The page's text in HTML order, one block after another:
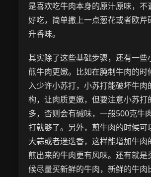
是喜欢吃牛肉本身的原汁原味，不
好吃，简单撒上一点葱花或者欧芹
升香味。
其实除了这些基础步骤，还有一些
煎牛肉更嫩。比如在腌制牛肉的时
入少许小苏打，小苏打能破坏牛肉
构，让肉质更嫩，但要注意小苏打
多，否则会有碱味，一般500克牛
打就够了。另外，煎牛肉的时候可
大蒜或者迷迭香，这样能增加牛肉
煎出来的牛肉更有风味。还有就是
候尽量买新鲜的牛肉，新鲜的牛肉